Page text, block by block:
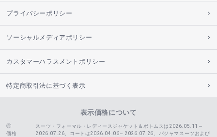
プライバシーポリシー
ソーシャルメディアポリシー
カスタマーハラスメントポリシー
特定商取引法に基づく表示
表示価格について
価格
スーツ・フォーマル・レディースジャケット＆ボトムスは2026.05.11～
2026.07.26、コートは2026.04.06～2026.07.26、
パジャマスーツおよび